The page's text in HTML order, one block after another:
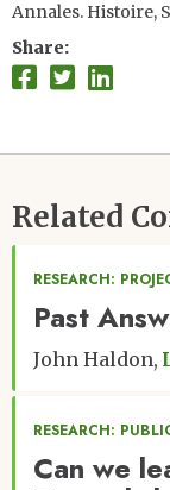
Annales. Histoire,
Share
Related
RESEARCH:
Past
John Haldon
RESEARCH:
Can we